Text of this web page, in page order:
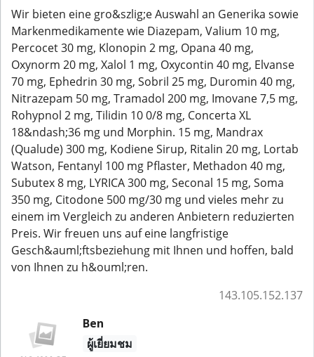
Wir bieten eine gro&szlig;e Auswahl an Generika sowie
Markenmedikamente wie Diazepam, Valium 10 mg,
Percocet 30 mg, Klonopin 2 mg, Opana 40 mg,
Oxynorm 20 mg, Xalol 1 mg, Oxycontin 40 mg, Elvanse
70 mg, Ephedrin 30 mg, Sobril 25 mg, Duromin 40 mg,
Nitrazepam 50 mg, Tramadol 200 mg, Imovane 7,5 mg,
Rohypnol 2 mg, Tilidin 10 0/8 mg, Concerta XL
18&ndash;36 mg und Morphin. 15 mg, Mandrax
(Qualude) 300 mg, Kodiene Sirup, Ritalin 20 mg, Lortab
Watson, Fentanyl 100 mg Pflaster, Methadon 40 mg,
Subutex 8 mg, LYRICA 300 mg, Seconal 15 mg, Soma
350 mg, Citodone 500 mg/30 mg und vieles mehr zu
einem im Vergleich zu anderen Anbietern reduzierten
Preis. Wir freuen uns auf eine langfristige
Gesch&auml;ftsbeziehung mit Ihnen und hoffen, bald
von Ihnen zu h&ouml;ren.
143.105.152.137
Ben
ผู้เยี่ยมชม